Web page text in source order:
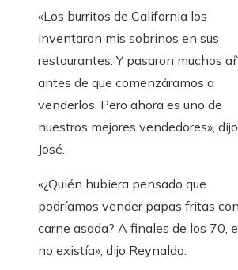
«Los burritos de California los
inventaron mis sobrinos en sus
restaurantes. Y pasaron muchos
antes de que comenzáramos a
venderlos. Pero ahora es uno de
nuestros mejores vendedores», dijo
José.
«¿Quién hubiera pensado que
podríamos vender papas fritas con
carne asada? A finales de los 70,
no existía», dijo Reynaldo.